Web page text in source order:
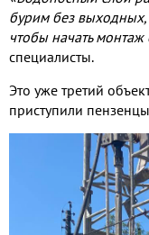
бурим без
чтобы начать
специалисты.
Это уже третий
приступили